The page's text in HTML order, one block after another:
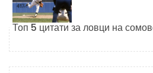
Топ 5 цитати за ловци на